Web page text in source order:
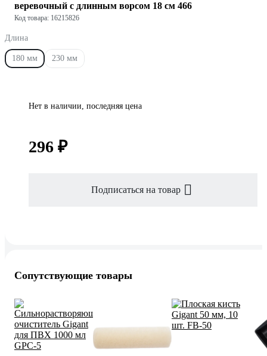
веревочный с длинным ворсом 18 см 466
Код товара: 16215826
Длина
180 мм 230 мм
Нет в наличии, последняя цена
296 ₽
Подписаться на товар
Сопутствующие товары